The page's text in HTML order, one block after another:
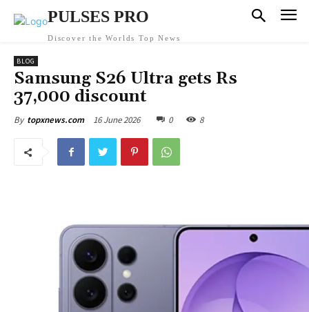
PULSES PRO
Discover the Worlds Top News
BLOG
Samsung S26 Ultra gets Rs
37,000 discount
By topxnews.com 16 June 2026 0 8